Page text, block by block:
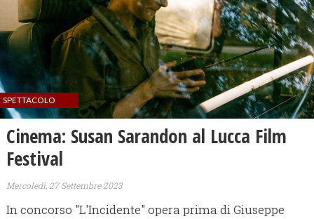
SPETTACOLO
Cinema: Susan Sarandon al Lucca Film
Festival
Mercoledì, 27 Settembre 2023
In concorso "L'Incidente" opera prima di Giuseppe